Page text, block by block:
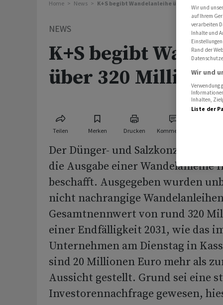
Home News K+S begibt Wandelanleihe über 320 Millionen
NEWS
K+S begibt
über 320
Teilen Merken Drucken Kommentare
Der Dünger- und Salzkonzern
die Ausgabe einer Wandelanleihe
beschafft. Ausgegeben wurden
nicht nachrangige
Gesamtnennwert von rund 320
einer Endfälligkeit 2031, wie das
Unternehmen am Dienstag in
sind 20 Millionen Euro mehr als
Aussicht gestellt. Grund sei eine
Investorennachfrage gewesen,
Wir und
auf Ihrem
verarbeiten
Inhalte und
Rand der
Wir und
Verwendung
Inhalten,
Liste der